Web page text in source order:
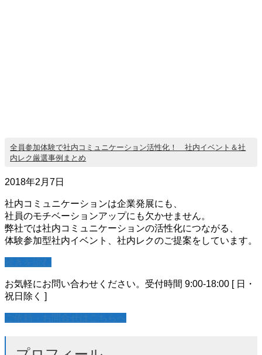
全員参加体験で社内コミュニケーション活性化！ 社内イベント＆社
内レク厳選事例まとめ
2018年2月7日
社内コミュニケーションは企業発展にも、
社員のモチベーションアップにも欠かせません。
弊社では社内コミュニケーションの活性化につながる、
体験参加型社内イベント、社内レクのご提案をしています。
お気軽にお問い合わせください。 受付時間 9:00-18:00 [ 日・
祝日除く ]